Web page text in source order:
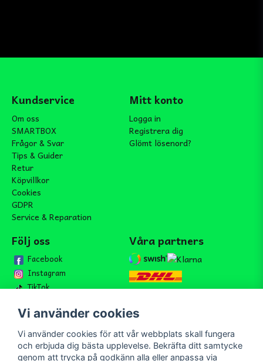
Kundservice
Om oss
SMARTBOX
Frågor & Svar
Tips & Guider
Retur
Köpvillkor
Cookies
GDPR
Service & Reparation
Mitt konto
Logga in
Registrera dig
Glömt lösenord?
Följ oss
Facebook
Instagram
TikTok
Våra partners
Bli medlem i vårt nyhetsbrev
email
Vi använder cookies
Vi använder cookies för att vår webbplats skall fungera
och erbjuda dig bästa upplevelse. Bekräfta ditt samtycke
genom att trycka på godkänn alla eller anpassa via